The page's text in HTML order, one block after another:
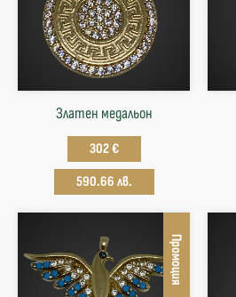
Златен медальон
302 €
590.66 лв.
Промоция